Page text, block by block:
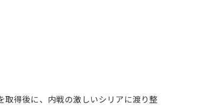
得後に、内戦の激しいシリアに渡り整